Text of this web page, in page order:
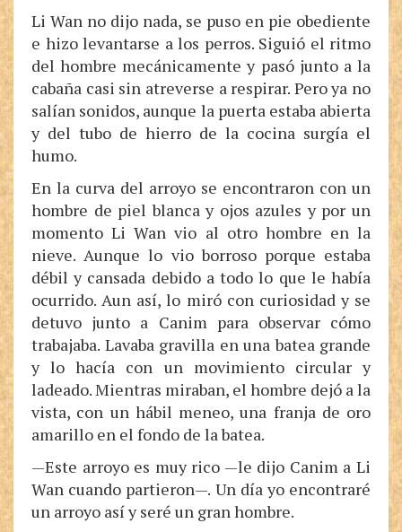
Li Wan no dijo nada, se puso en pie obediente
e hizo levantarse a los perros. Siguió el ritmo
del hombre mecánicamente y pasó junto a la
cabaña casi sin atreverse a respirar. Pero ya no
salían sonidos, aunque la puerta estaba abierta
y del tubo de hierro de la cocina surgía el
humo.
En la curva del arroyo se encontraron con un
hombre de piel blanca y ojos azules y por un
momento Li Wan vio al otro hombre en la
nieve. Aunque lo vio borroso porque estaba
débil y cansada debido a todo lo que le había
ocurrido. Aun así, lo miró con curiosidad y se
detuvo junto a Canim para observar cómo
trabajaba. Lavaba gravilla en una batea grande
y lo hacía con un movimiento circular y
ladeado. Mientras miraban, el hombre dejó a la
vista, con un hábil meneo, una franja de oro
amarillo en el fondo de la batea.
—Este arroyo es muy rico —le dijo Canim a Li
Wan cuando partieron—. Un día yo encontraré
un arroyo así y seré un gran hombre.